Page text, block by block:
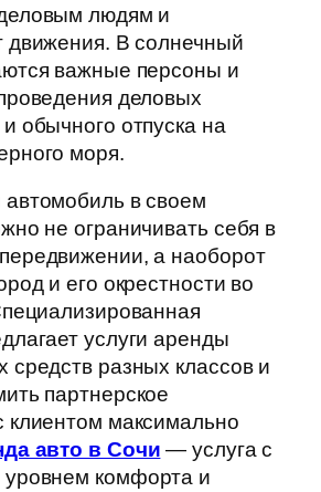
людям и
движения. В солнечный
важные персоны и
деловых
обычного отпуска на
моря.
в своем
не ограничивать себя в
а наоборот
и его окрестности во
услуги аренды
средств разных классов и
партнерское
клиентом максимально
авто в Сочи — услуга с
комфорта и